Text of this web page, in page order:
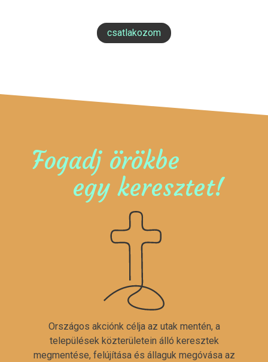
csatlakozom
Fogadj örökbe
egy keresztet!
Országos akciónk célja az utak mentén, a
települések közterületein álló keresztek
megmentése, felújítása és állaguk megóvása az